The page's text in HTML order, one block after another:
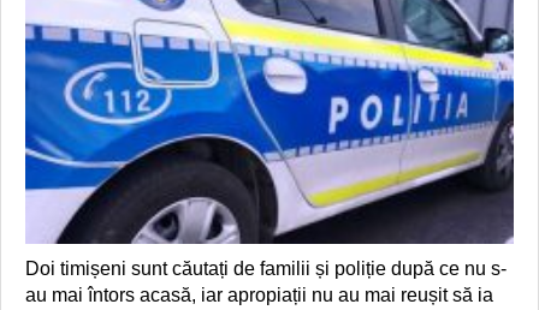
Doi timișeni sunt căutați de familii și poliție după ce nu s-
au mai întors acasă, iar apropiații nu au mai reușit să ia